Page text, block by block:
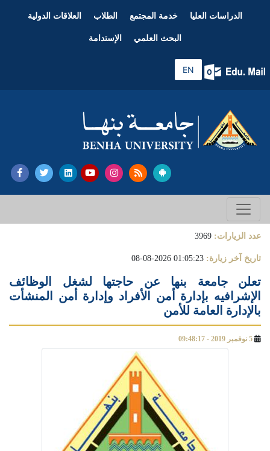
الدراسات العليا خدمة المجتمع الطلاب العلاقات الدولية
البحث العلمي الإستدامة
EN
عدد الزيارات: 3969
تاريخ آخر زيارة: 01:05:23 2026-08-08
تعلن جامعة بنها عن حاجتها لشغل الوظائف
الإشرافيه بإدارة أمن الأفراد وإدارة أمن المنشأت
بالإدارة العامة للأمن